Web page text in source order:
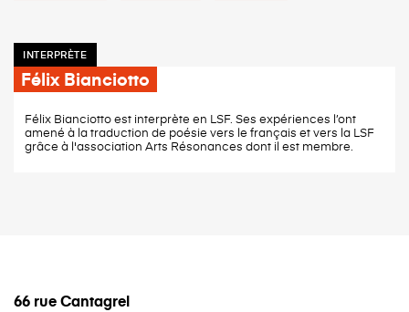
INTERPRÈTE
Félix Bianciotto
Félix Bianciotto est interprète en LSF. Ses expériences l’ont
amené à la traduction de poésie vers le français et vers la LSF
grâce à l'association Arts Résonances dont il est membre.
66 rue Cantagrel